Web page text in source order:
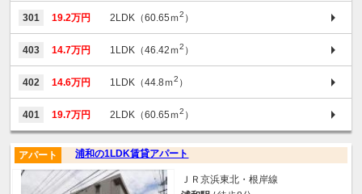
301 19.2万円 2LDK（60.65ｍ2 ）
403 14.7万円 1LDK（46.42ｍ2 ）
402 14.6万円 1LDK（44.8ｍ2 ）
401 19.7万円 2LDK（60.65ｍ2 ）
浦和の1LDK賃貸アパート
アパート
ＪＲ京浜東北・根岸線